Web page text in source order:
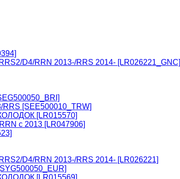
D4/RRN 2013-/RRS 2014- [LR026221_GNC]
RRS [SEE500010_TRW]
[LR015570]
с 2013 [LR047906]
D4/RRN 2013-/RRS 2014- [LR026221]
[LR015569]